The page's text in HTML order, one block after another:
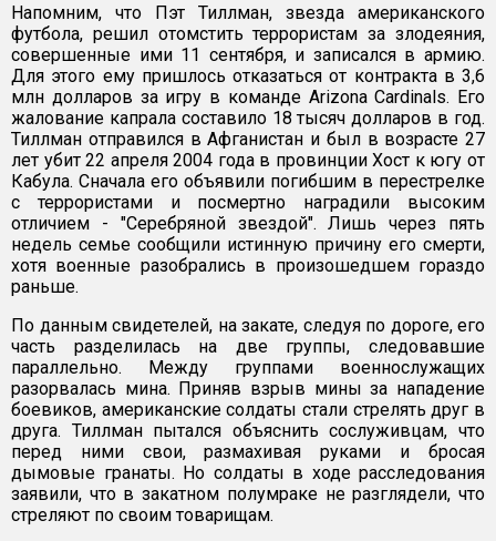
Напомним, что Пэт Тиллман, звезда американского
футбола, решил отомстить террористам за злодеяния,
совершенные ими 11 сентября, и записался в армию.
Для этого ему пришлось отказаться от контракта в 3,6
млн долларов за игру в команде Arizona Cardinals. Его
жалование капрала составило 18 тысяч долларов в год.
Тиллман отправился в Афганистан и был в возрасте 27
лет убит 22 апреля 2004 года в провинции Хост к югу от
Кабула. Сначала его объявили погибшим в перестрелке
с террористами и посмертно наградили высоким
отличием - "Серебряной звездой". Лишь через пять
недель семье сообщили истинную причину его смерти,
хотя военные разобрались в произошедшем гораздо
раньше.
По данным свидетелей, на закате, следуя по дороге, его
часть разделилась на две группы, следовавшие
параллельно. Между группами военнослужащих
разорвалась мина. Приняв взрыв мины за нападение
боевиков, американские солдаты стали стрелять друг в
друга. Тиллман пытался объяснить сослуживцам, что
перед ними свои, размахивая руками и бросая
дымовые гранаты. Но солдаты в ходе расследования
заявили, что в закатном полумраке не разглядели, что
стреляют по своим товарищам.